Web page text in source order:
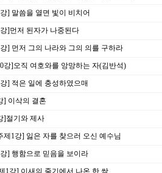
] 말씀을 열면 빛이 비치어
]먼저 된자가 나중된다
] 먼저 그의 나라와 그의 의를 구하라
강]오직 여호와를 앙망하는 자(김반석)
] 적은 일에 충성하였으매
] 이삭의 결혼
]절기와 제사
제1강] 잃은 자를 찾으러 오신 예수님
] 행함으로 믿음을 보이라
1강] 이새의 줄기에서 나온 한 싹